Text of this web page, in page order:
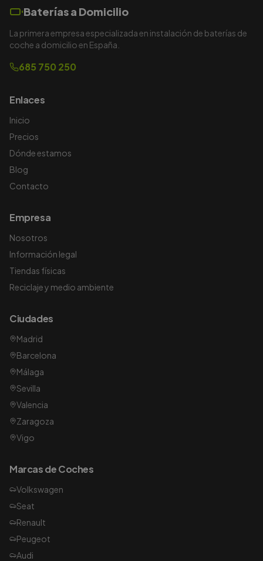
Baterías a Domicilio
La primera empresa especializada en instalación de baterías de
coche a domicilio en España.
685 750 250
Enlaces
Inicio
Precios
Dónde estamos
Blog
Contacto
Empresa
Nosotros
Información legal
Tiendas físicas
Reciclaje y medio ambiente
Ciudades
Madrid
Barcelona
Málaga
Sevilla
Valencia
Zaragoza
Vigo
Marcas de Coches
Volkswagen
Seat
Renault
Peugeot
Audi